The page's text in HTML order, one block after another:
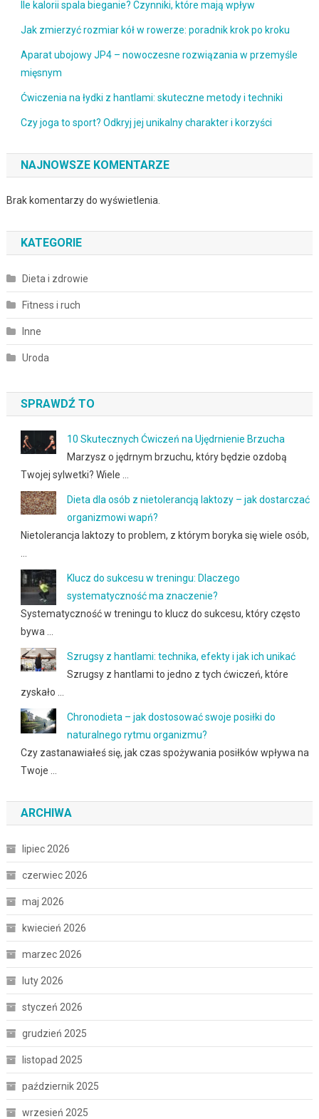
Ile kalorii spala bieganie? Czynniki, które mają wpływ
Jak zmierzyć rozmiar kół w rowerze: poradnik krok po kroku
Aparat ubojowy JP4 – nowoczesne rozwiązania w przemyśle
mięsnym
Ćwiczenia na łydki z hantlami: skuteczne metody i techniki
Czy joga to sport? Odkryj jej unikalny charakter i korzyści
NAJNOWSZE KOMENTARZE
Brak komentarzy do wyświetlenia.
KATEGORIE
Dieta i zdrowie
Fitness i ruch
Inne
Uroda
SPRAWDŹ TO
10 Skutecznych Ćwiczeń na Ujędrnienie Brzucha
Marzysz o jędrnym brzuchu, który będzie ozdobą
Twojej sylwetki? Wiele …
Dieta dla osób z nietolerancją laktozy – jak dostarczać
organizmowi wapń?
Nietolerancja laktozy to problem, z którym boryka się wiele osób,
Klucz do sukcesu w treningu: Dlaczego
systematyczność ma znaczenie?
Systematyczność w treningu to klucz do sukcesu, który często
bywa …
Szrugsy z hantlami: technika, efekty i jak ich unikać
Szrugsy z hantlami to jedno z tych ćwiczeń, które
zyskało …
Chronodieta – jak dostosować swoje posiłki do
naturalnego rytmu organizmu?
Czy zastanawiałeś się, jak czas spożywania posiłków wpływa na
Twoje …
ARCHIWA
lipiec 2026
czerwiec 2026
maj 2026
kwiecień 2026
marzec 2026
luty 2026
styczeń 2026
grudzień 2025
listopad 2025
październik 2025
wrzesień 2025